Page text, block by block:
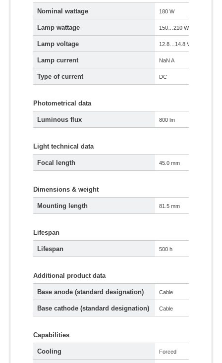
Nominal wattage 180 W
Lamp wattage 150…210 W
Lamp voltage 12.8…14.8 V
Lamp current NaN A
Type of current DC
Photometrical data
Luminous flux 800 lm
Light technical data
Focal length 45.0 mm
Dimensions & weight
Mounting length 81.5 mm
Lifespan
Lifespan 500 h
Additional product data
Base anode (standard designation) Cable
Base cathode (standard designation) Cable
Capabilities
Cooling Forced